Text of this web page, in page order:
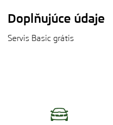
Doplňujúce údaje
Servis Basic grátis